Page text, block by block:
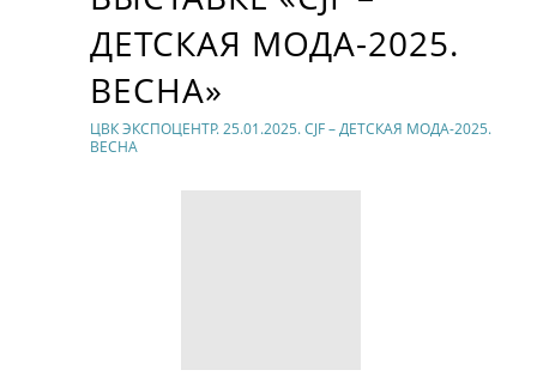
ДЕТСКАЯ МОДА-2025.
ВЕСНА»
ЦВК ЭКСПОЦЕНТР. 25.01.2025. CJF – ДЕТСКАЯ МОДА-2025.
ВЕСНА